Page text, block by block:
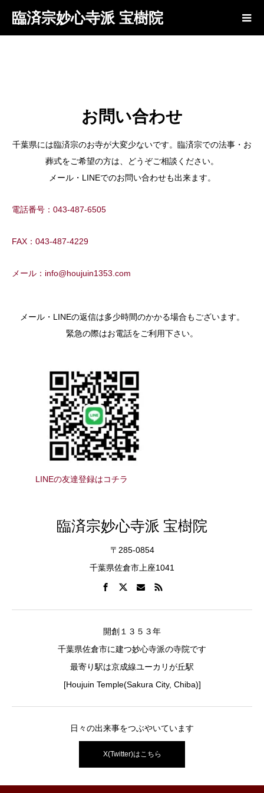
臨済宗妙心寺派 宝樹院
お問い合わせ
千葉県には臨済宗のお寺が大変少ないです。臨済宗での法事・お
葬式をご希望の方は、どうぞご相談ください。
メール・LINEでのお問い合わせも出来ます。
電話番号：043-487-6505
FAX：043-487-4229
メール：info@houjuin1353.com
メール・LINEの返信は多少時間のかかる場合もございます。
緊急の際はお電話をご利用下さい。
LINEの友達登録はコチラ
臨済宗妙心寺派 宝樹院
〒285-0854
千葉県佐倉市上座1041
開創１３５３年
千葉県佐倉市に建つ妙心寺派の寺院です
最寄り駅は京成線ユーカリが丘駅
[Houjuin Temple(Sakura City, Chiba)]
日々の出来事をつぶやいています
X(Twitter)はこちら